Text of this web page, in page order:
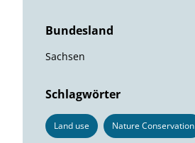
Bundesland
Sachsen
Schlagwörter
Land use Nature Conservation